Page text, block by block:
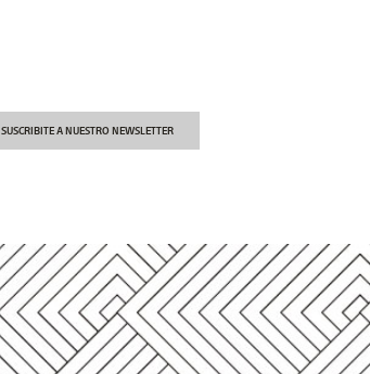
SUSCRIBITE A NUESTRO NEWSLETTER